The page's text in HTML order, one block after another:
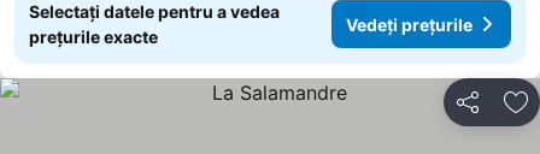
Selectați datele pentru a vedea
prețurile exacte
Vedeți prețurile
Distribuiți